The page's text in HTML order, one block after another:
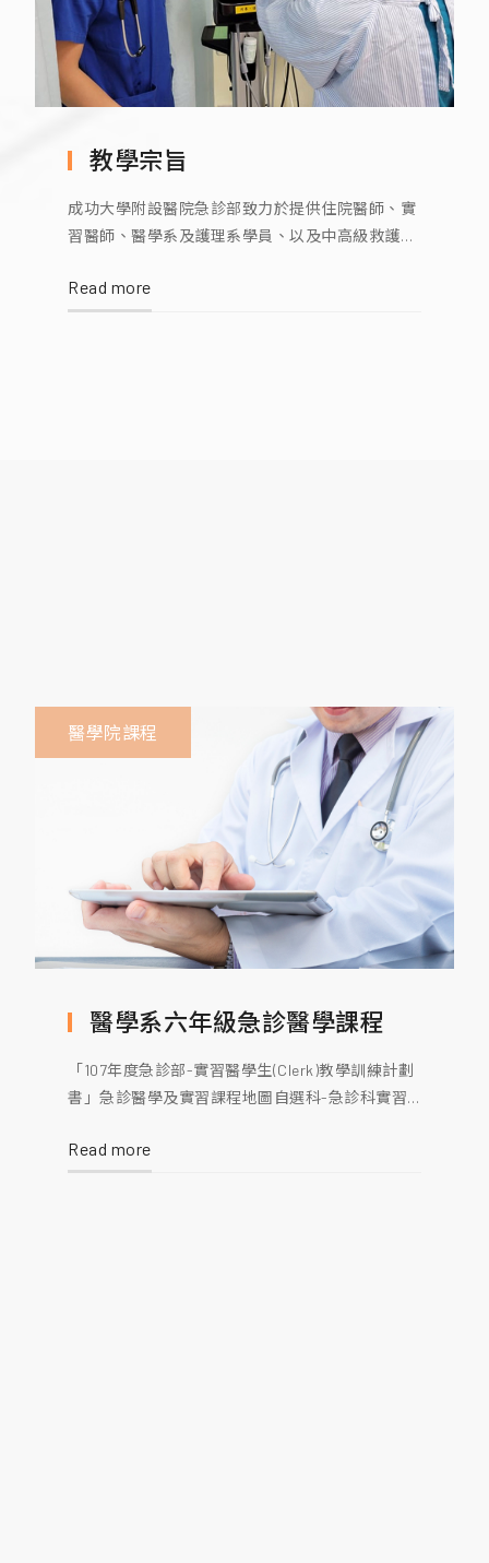
教學宗旨
成功大學附設醫院急診部致力於提供住院醫師、實
習醫師、醫學系及護理系學員、以及中高級救護技
有醫護人員及相關學員發展其潛能，著重於以病人
為中心的醫學訓練，及個人之專業發展。 經由優
Read more
醫學院課程
醫學系六年級急診醫學課程
「107年度急診部-實習醫學生(Clerk)教學訓練計劃
書」急診醫學及實習課程地圖自選科-急診科實習
Read more